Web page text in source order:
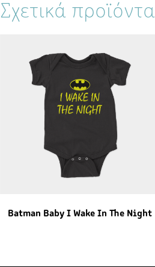
Σχετικά προϊόντα
Batman Baby I Wake In The Night